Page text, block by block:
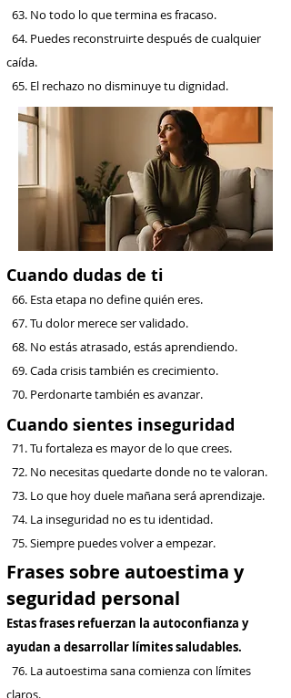
63. No todo lo que termina es fracaso.
64. Puedes reconstruirte después de cualquier
caída.
65. El rechazo no disminuye tu dignidad.
Cuando dudas de ti
66. Esta etapa no define quién eres.
67. Tu dolor merece ser validado.
68. No estás atrasado, estás aprendiendo.
69. Cada crisis también es crecimiento.
70. Perdonarte también es avanzar.
Cuando sientes inseguridad
71. Tu fortaleza es mayor de lo que crees.
72. No necesitas quedarte donde no te valoran.
73. Lo que hoy duele mañana será aprendizaje.
74. La inseguridad no es tu identidad.
75. Siempre puedes volver a empezar.
Frases sobre autoestima y
seguridad personal
Estas frases refuerzan la autoconfianza y
ayudan a desarrollar límites saludables.
76. La autoestima sana comienza con límites
claros.